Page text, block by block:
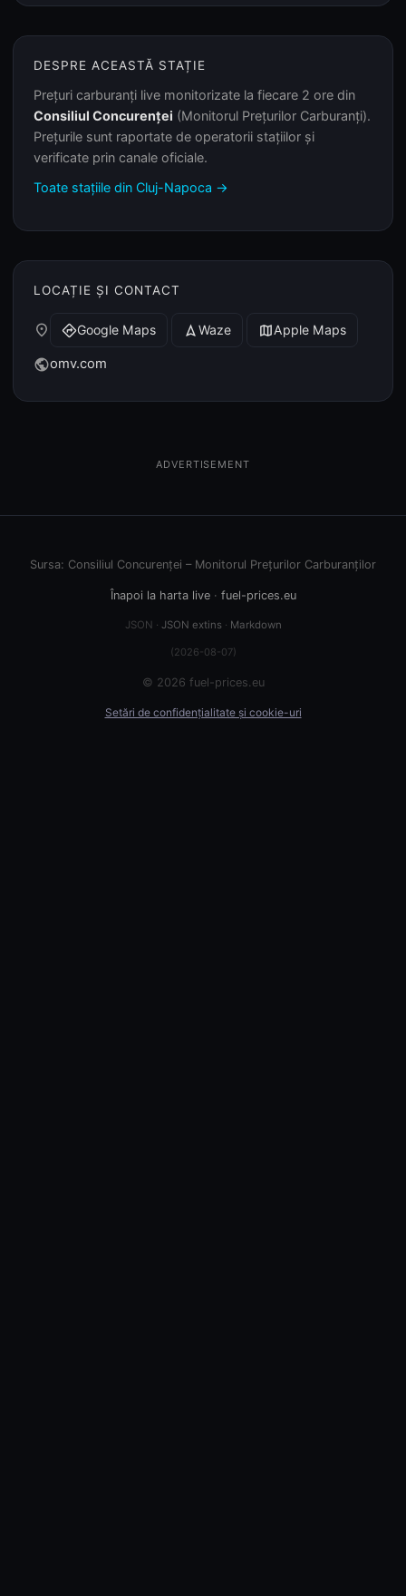
DESPRE ACEASTĂ STAȚIE
Prețuri carburanți live monitorizate la fiecare 2 ore din
Consiliul Concurenței (Monitorul Prețurilor Carburanți).
Prețurile sunt raportate de operatorii stațiilor și
verificate prin canale oficiale.
Toate stațiile din Cluj-Napoca →
LOCAȚIE ȘI CONTACT
place directionsGoogle Maps navigation Waze mapApple Maps
publicomv.com
ADVERTISEMENT
Sursa: Consiliul Concurenței – Monitorul Prețurilor Carburanților
Înapoi la harta live· fuel-prices.eu
JSON · JSON extins· Markdown
(2026-08-07)
© 2026 fuel-prices.eu
Setări de confidențialitate și cookie-uri